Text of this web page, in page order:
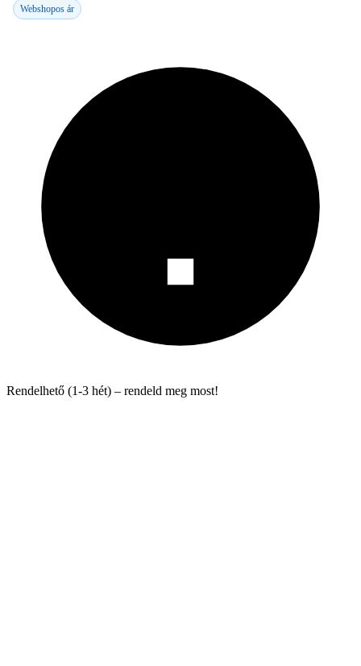
Webshopos ár
Rendelhető (1-3 hét) – rendeld meg most!